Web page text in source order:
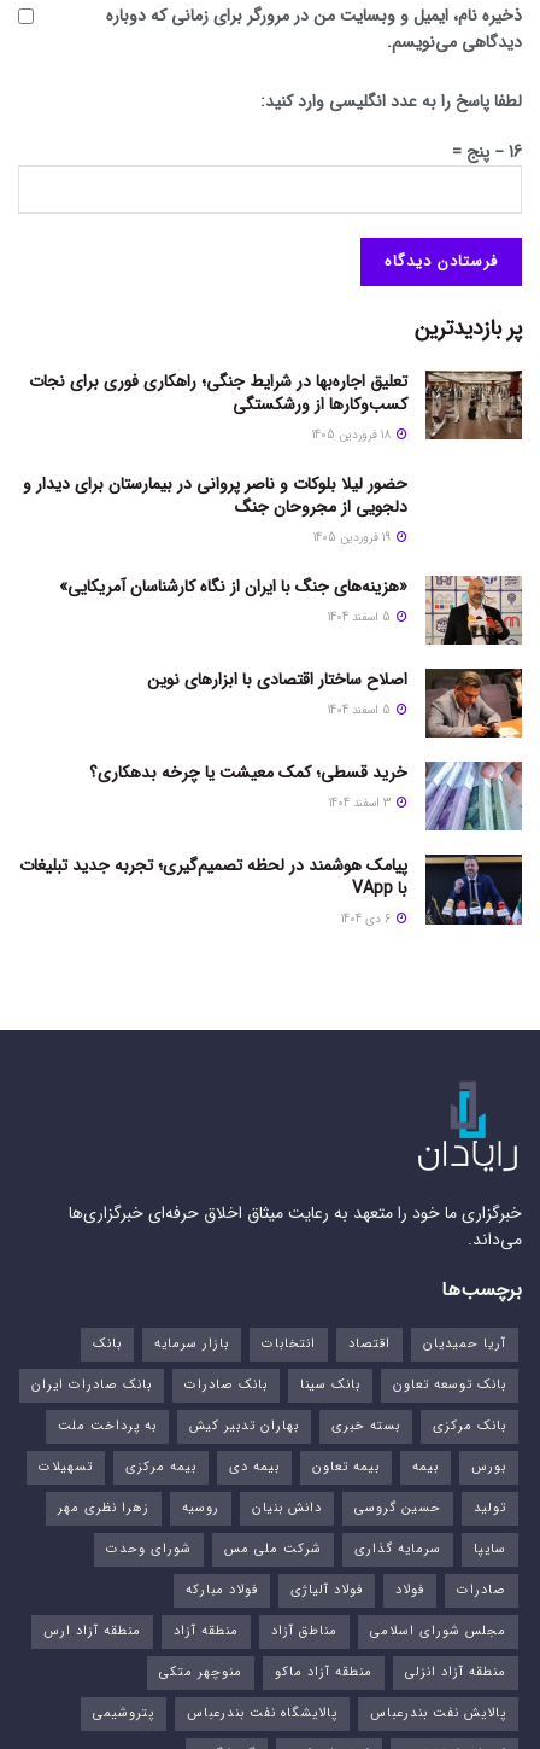
ذخیره نام، ایمیل و وبسایت من در مرورگر برای زمانی که دوباره
دیدگاهی می‌نویسم.
لطفا پاسخ را به عدد انگلیسی وارد کنید:
16 − پنج =
پر بازدیدترین
تعلیق اجاره‌بها در شرایط جنگی؛ راهکاری فوری برای نجات
کسب‌وکارها از ورشکستگی
حضور لیلا بلوکات و ناصر پروانی در بیمارستان برای دیدار و
دلجویی از مجروحان جنگ
«هزینه‌های جنگ با ایران از نگاه کارشناسان آمریکایی»
اصلاح ساختار اقتصادی با ابزارهای نوین
خرید قسطی؛ کمک معیشت یا چرخه بدهکاری؟
پیامک هوشمند در لحظه تصمیم‌گیری؛ تجربه جدید تبلیغات
با VApp
خبرگزاری ما خود را متعهد به رعایت میثاق اخلاق حرفه‌ای خبرگزاری‌ها
می‌داند.
برچسب‌ها
آریا حمیدیان اقتصاد انتخابات بازار سرمایه
بانک
بانک توسعه تعاون
بانک سینا بانک صادرات
بانک صادرات ایران
بانک مرکزی
بسته خبری بهاران تدبیر کیش
به پرداخت ملت
بورس‌
بیمه بیمه تعاون بیمه دی بیمه مرکزی
تسهیلات
تولید
حسین گروسی دانش بنیان روسیه
زهرا نظری مهر
سایپا
سرمایه گذاری شرکت ملی مس
شورای وحدت
صادرات
فولاد فولاد آلیاژی
فولاد مبارکه
مجلس شورای اسلامی
مناطق آزاد منطقه آزاد
منطقه آزاد ارس
منطقه آزاد انزلی
منطقه آزاد ماکو
منوچهر متکی
پالایش نفت بندرعباس
پالایشگاه نفت بندرعباس
پتروشیمی